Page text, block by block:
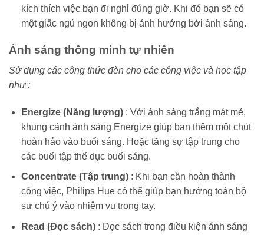
kích thích việc bạn đi nghỉ đúng giờ. Khi đó bạn sẽ có
một giấc ngủ ngon không bị ảnh hưởng bởi ánh sáng.
Ánh sáng thông minh tự nhiên
Sử dụng các công thức đèn cho các công việc và học tập
như :
Energize (Năng lượng): Với ánh sáng trắng mát mẻ,
khung cảnh ánh sáng Energize giúp bạn thêm một chút
hoàn hảo vào buổi sáng. Hoặc tăng sự tập trung cho
các buổi tập thể dục buổi sáng.
Concentrate (Tập trung): Khi bạn cần hoàn thành
công việc, Philips Hue có thể giúp bạn hướng toàn bộ
sự chú ý vào nhiệm vụ trong tay.
Read (Đọc sách): Đọc sách trong điều kiện ánh sáng